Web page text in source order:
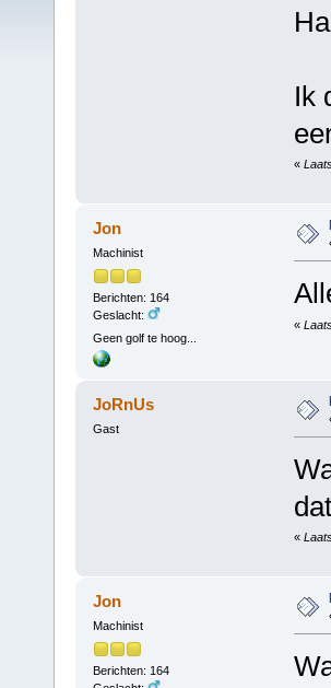
Ik
«
Jon
Machinist
Berichten: 164
Geslacht:
Geen golf te hoog...
«
JoRnUs
Gast
«
Jon
Machinist
Berichten: 164